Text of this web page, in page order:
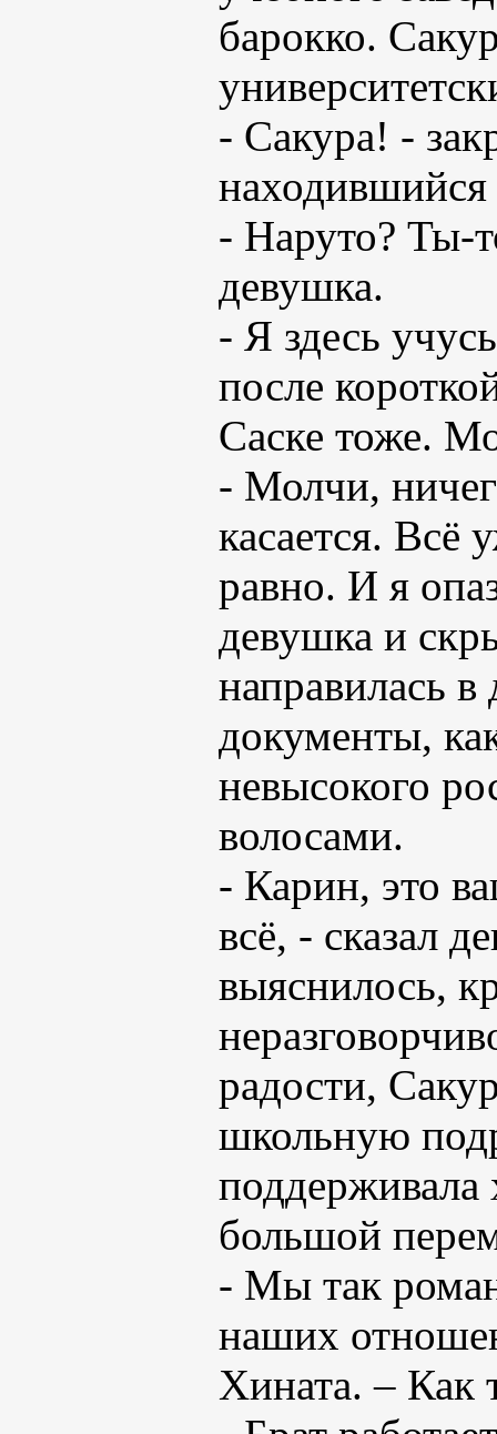
барокко.
- Сакура! -
находившийся
- Наруто? Ты-
девушка.
- Я здесь
после
Саске тоже.
- Молчи,
касается. Всё
равно. И я
девушка и
направилась в
документы,
невысокого
волосами.
- Карин, это
всё, - сказал
выяснилось,
радости,
школьную
большой
- Мы так
наших
Хината. –